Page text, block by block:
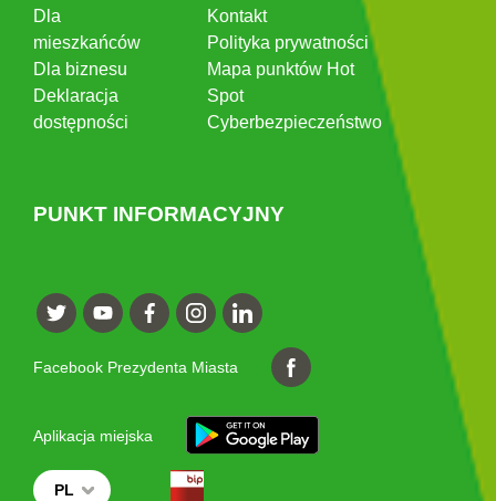
Dla
mieszkańców
Dla biznesu
Deklaracja
dostępności
Kontakt
Polityka prywatności
Mapa punktów Hot
Spot
Cyberbezpieczeństwo
PUNKT INFORMACYJNY
Facebook Prezydenta Miasta
Aplikacja miejska
PL